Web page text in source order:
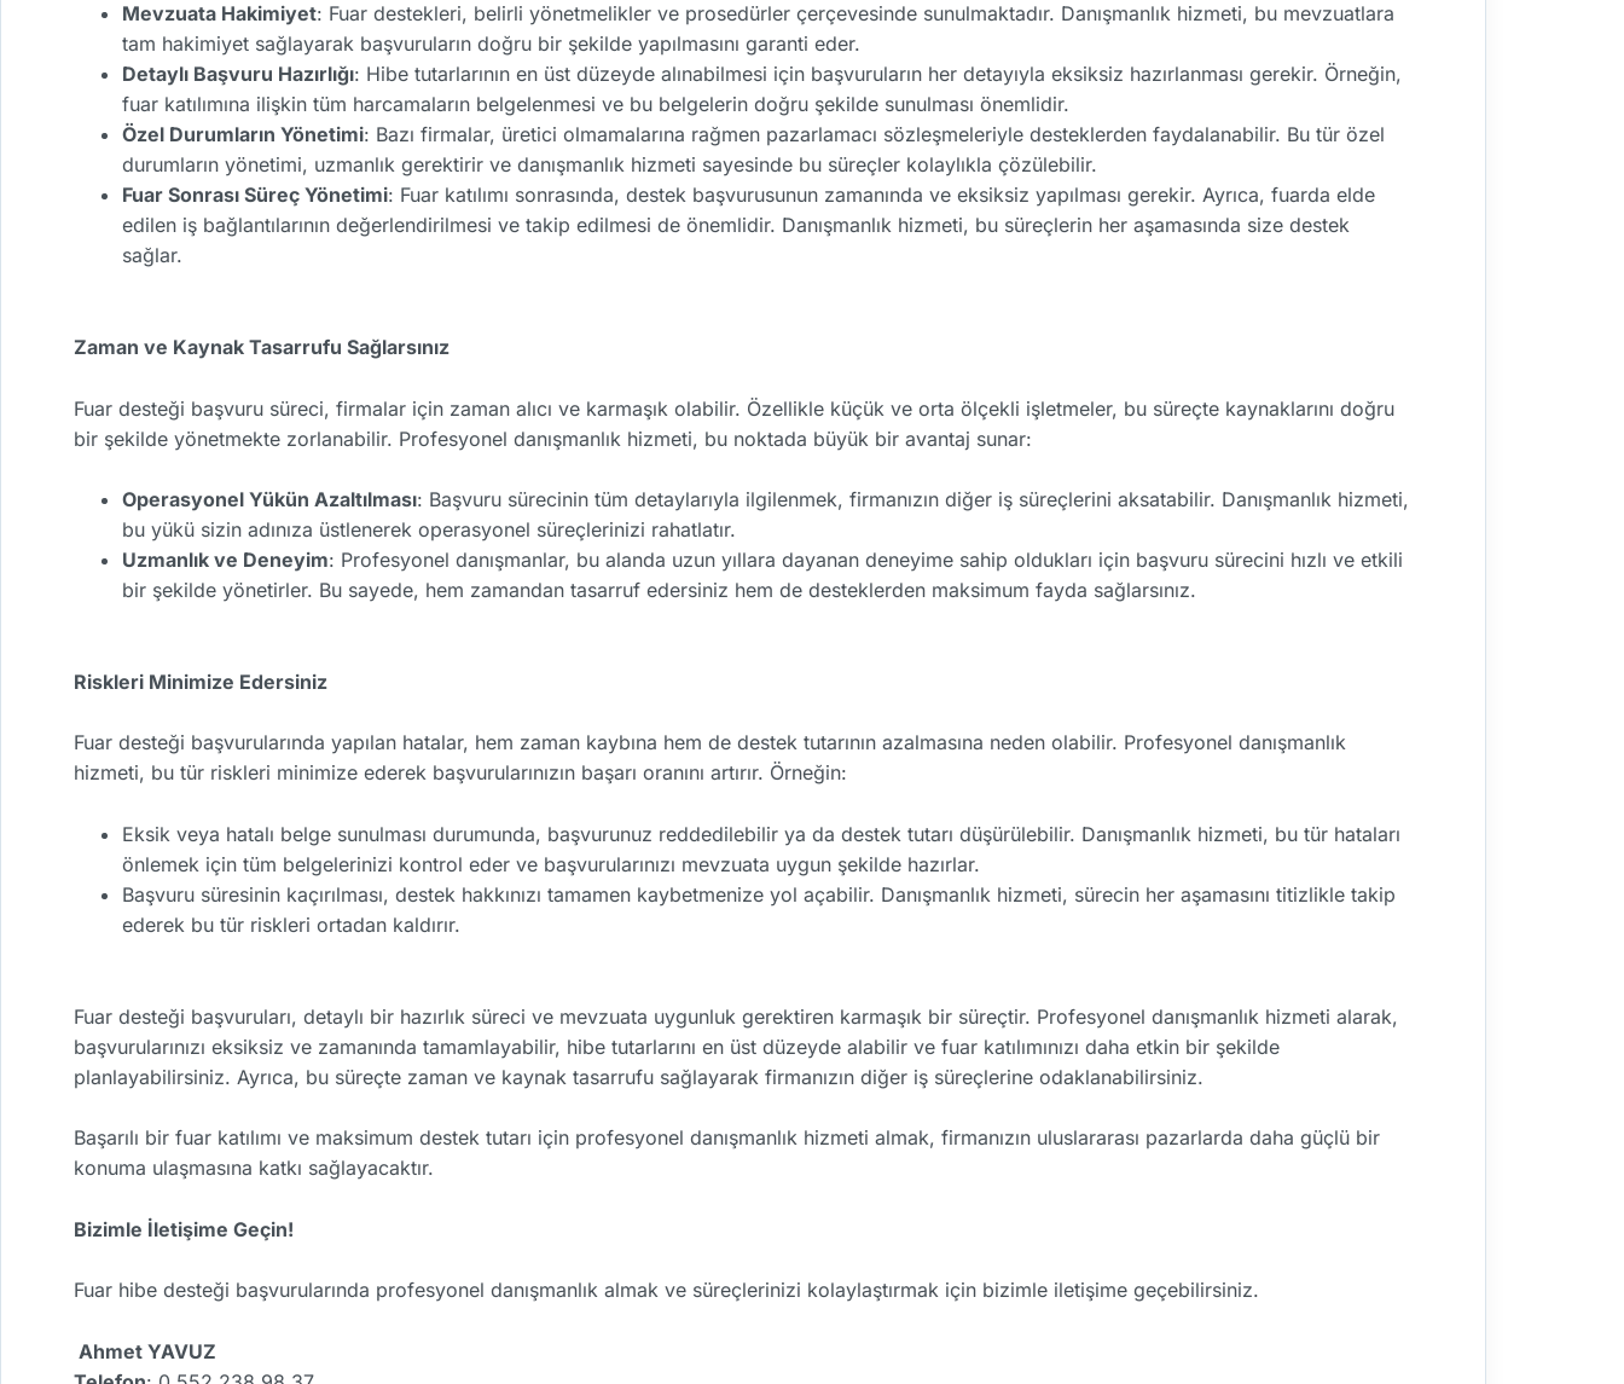
Mevzuata Hakimiyet: Fuar destekleri, belirli yönetmelikler ve prosedürler çerçevesinde sunulmaktadır. Danışmanlık hizmeti, bu mevzuatlara
tam hakimiyet sağlayarak başvuruların doğru bir şekilde yapılmasını garanti eder.
Detaylı Başvuru Hazırlığı: Hibe tutarlarının en üst düzeyde alınabilmesi için başvuruların her detayıyla eksiksiz hazırlanması gerekir. Örneğin,
fuar katılımına ilişkin tüm harcamaların belgelenmesi ve bu belgelerin doğru şekilde sunulması önemlidir.
Özel Durumların Yönetimi: Bazı firmalar, üretici olmamalarına rağmen pazarlamacı sözleşmeleriyle desteklerden faydalanabilir. Bu tür özel
durumların yönetimi, uzmanlık gerektirir ve danışmanlık hizmeti sayesinde bu süreçler kolaylıkla çözülebilir.
Fuar Sonrası Süreç Yönetimi: Fuar katılımı sonrasında, destek başvurusunun zamanında ve eksiksiz yapılması gerekir. Ayrıca, fuarda elde
edilen iş bağlantılarının değerlendirilmesi ve takip edilmesi de önemlidir. Danışmanlık hizmeti, bu süreçlerin her aşamasında size destek
sağlar.
Zaman ve Kaynak Tasarrufu Sağlarsınız
Fuar desteği başvuru süreci, firmalar için zaman alıcı ve karmaşık olabilir. Özellikle küçük ve orta ölçekli işletmeler, bu süreçte kaynaklarını doğru
bir şekilde yönetmekte zorlanabilir. Profesyonel danışmanlık hizmeti, bu noktada büyük bir avantaj sunar:
Operasyonel Yükün Azaltılması: Başvuru sürecinin tüm detaylarıyla ilgilenmek, firmanızın diğer iş süreçlerini aksatabilir. Danışmanlık hizmeti,
bu yükü sizin adınıza üstlenerek operasyonel süreçlerinizi rahatlatır.
Uzmanlık ve Deneyim: Profesyonel danışmanlar, bu alanda uzun yıllara dayanan deneyime sahip oldukları için başvuru sürecini hızlı ve etkili
bir şekilde yönetirler. Bu sayede, hem zamandan tasarruf edersiniz hem de desteklerden maksimum fayda sağlarsınız.
Riskleri Minimize Edersiniz
Fuar desteği başvurularında yapılan hatalar, hem zaman kaybına hem de destek tutarının azalmasına neden olabilir. Profesyonel danışmanlık
hizmeti, bu tür riskleri minimize ederek başvurularınızın başarı oranını artırır. Örneğin:
Eksik veya hatalı belge sunulması durumunda, başvurunuz reddedilebilir ya da destek tutarı düşürülebilir. Danışmanlık hizmeti, bu tür hataları
önlemek için tüm belgelerinizi kontrol eder ve başvurularınızı mevzuata uygun şekilde hazırlar.
Başvuru süresinin kaçırılması, destek hakkınızı tamamen kaybetmenize yol açabilir. Danışmanlık hizmeti, sürecin her aşamasını titizlikle takip
ederek bu tür riskleri ortadan kaldırır.
Fuar desteği başvuruları, detaylı bir hazırlık süreci ve mevzuata uygunluk gerektiren karmaşık bir süreçtir. Profesyonel danışmanlık hizmeti alarak,
başvurularınızı eksiksiz ve zamanında tamamlayabilir, hibe tutarlarını en üst düzeyde alabilir ve fuar katılımınızı daha etkin bir şekilde
planlayabilirsiniz. Ayrıca, bu süreçte zaman ve kaynak tasarrufu sağlayarak firmanızın diğer iş süreçlerine odaklanabilirsiniz.
Başarılı bir fuar katılımı ve maksimum destek tutarı için profesyonel danışmanlık hizmeti almak, firmanızın uluslararası pazarlarda daha güçlü bir
konuma ulaşmasına katkı sağlayacaktır.
Bizimle İletişime Geçin!
Fuar hibe desteği başvurularında profesyonel danışmanlık almak ve süreçlerinizi kolaylaştırmak için bizimle iletişime geçebilirsiniz.
Ahmet YAVUZ